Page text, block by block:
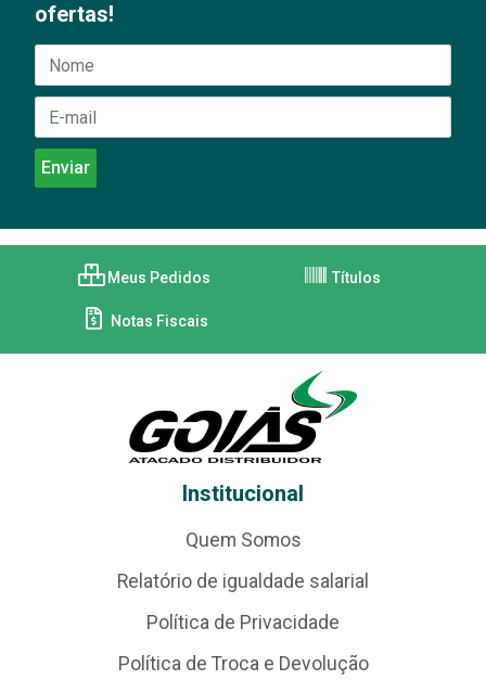
ofertas!
Meus Pedidos Títulos
Notas Fiscais
Institucional
Quem Somos
Relatório de igualdade salarial
Política de Privacidade
Política de Troca e Devolução